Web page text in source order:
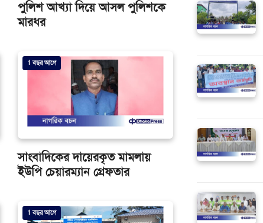
পুলিশ আখ্যা দিয়ে আসল পুলিশকে
মারধর
1 বছর আগে
সাংবাদিকের দায়েরকৃত মামলায়
ইউপি চেয়ারম্যান গ্রেফতার
1 বছর আগে